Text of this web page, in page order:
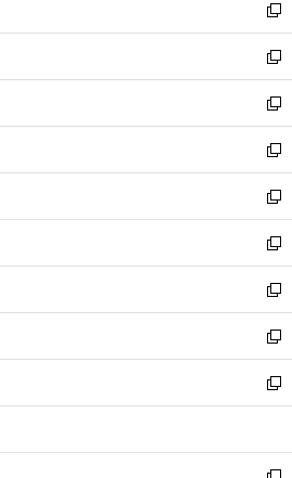
ド
ウ
で
開
く
ィ
ン
ド
ウ
で
開
く
い
ウ
ィ
ン
ド
ウ
で
開
く
新
し
い
ウ
ィ
ン
ド
ウ
で
開
く
新
し
い
ウ
ィ
ン
ド
ウ
で
開
く
新
し
い
ウ
ィ
ン
ド
ウ
で
開
く
新
し
い
ウ
ィ
ン
ド
ウ
で
開
く
新
し
い
ウ
ィ
ン
ド
ウ
で
開
新
し
い
ウ
ィ
ン
ド
ウ
開
新
し
い
ウ
ィ
ン
ウ
新
し
い
ウ
ン
新
し
ウ